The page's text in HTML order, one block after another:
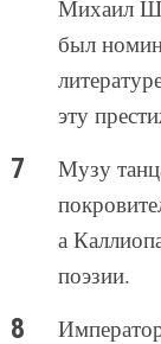
Михаил
был
эту
Музу
а
поэзии.